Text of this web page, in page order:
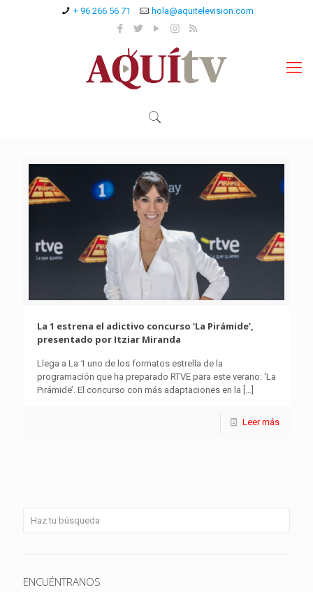
+ 96 266 56 71 hola@aquitelevision.com
La 1 estrena el adictivo concurso ‘La Pirámide’,
presentado por Itziar Miranda
Llega a La 1 uno de los formatos estrella de la
programación que ha preparado RTVE para este verano: ‘La
Pirámide’. El concurso con más adaptaciones en la […]
Leer más
ENCUÉNTRANOS